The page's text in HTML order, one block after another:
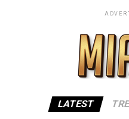
LATEST